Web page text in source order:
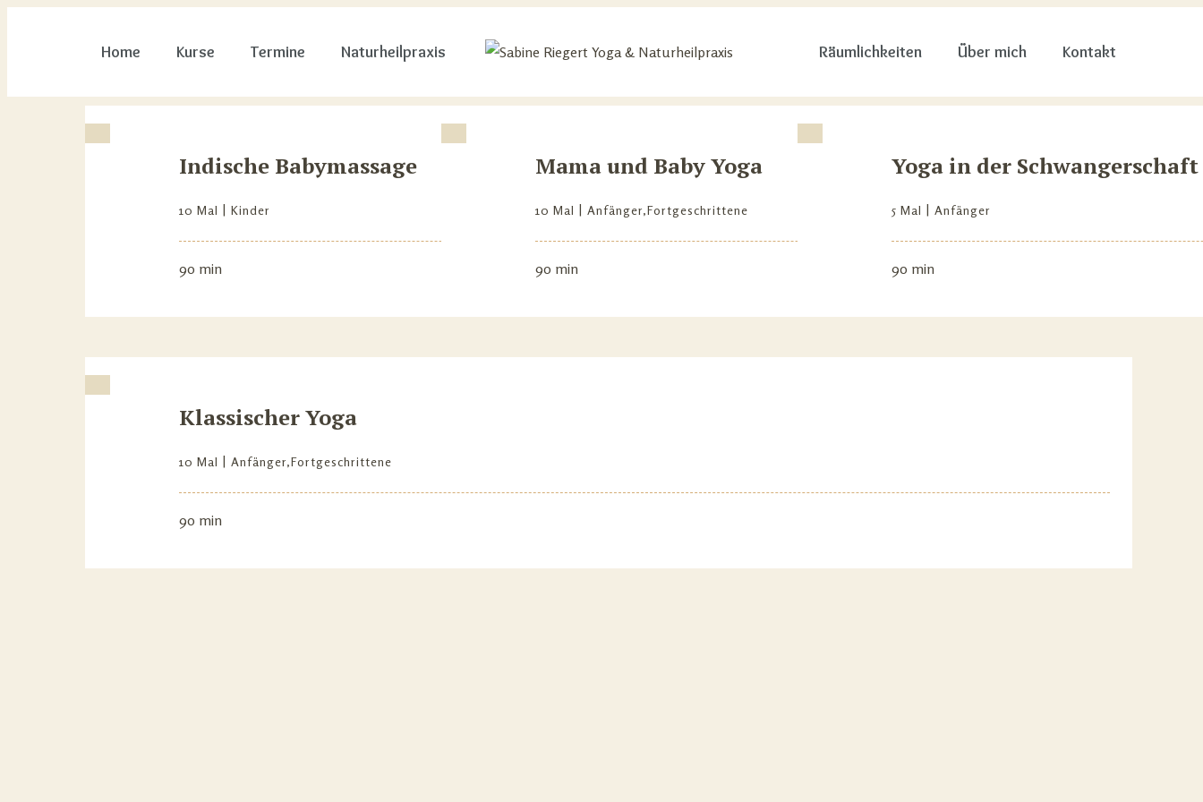
Home Kurse Termine Naturheilpraxis Räumlichkeiten Über mich Kontakt
Indische Babymassage
10 Mal Kinder
90 min
Mama und Baby Yoga
10 Mal Anfänger,Fortgeschrittene
90 min
Yoga in der Schwangerschaft
5 Mal Anfänger
90 min
Klassischer Yoga
10 Mal Anfänger,Fortgeschrittene
90 min